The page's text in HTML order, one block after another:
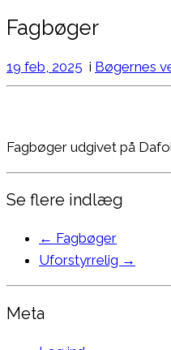
Fagbøger
19 feb, 2025 i Bøgernes
Fagbøger udgivet på
Se flere indlæg
← Fagbøger
Uforstyrrelig →
Meta